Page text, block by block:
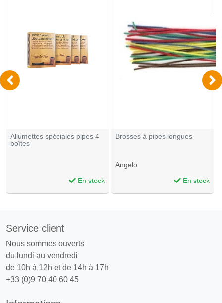
Allumettes spéciales pipes 4
boîtes
En stock
Brosses à pipes longues
Angelo
En stock
Service client
Nous sommes ouverts
du lundi au vendredi
de 10h à 12h et de 14h à 17h
+33 (0)9 70 40 60 45